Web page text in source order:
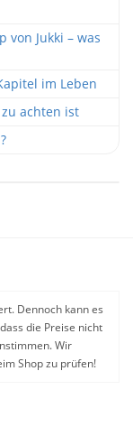
von Jukki – was
im Leben
achten ist
Dennoch kann es
die Preise nicht
Wir
Shop zu prüfen!